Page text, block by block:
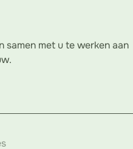
met u te werken aan